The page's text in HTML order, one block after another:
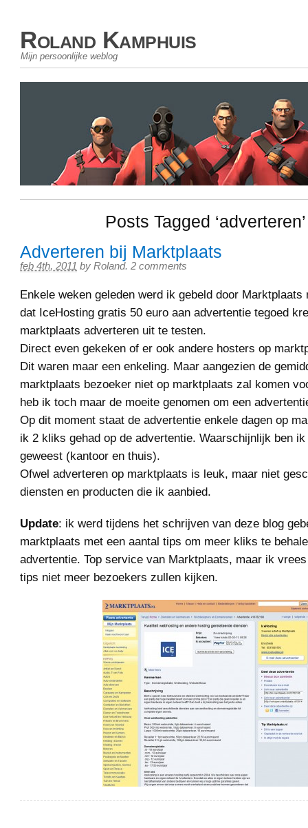
Roland Kamphuis
Mijn persoonlijke weblog
Posts Tagged ‘adverteren’
Adverteren bij Marktplaats
feb 4th, 2011 by Roland. 2 comments
Enkele weken geleden werd ik gebeld door Marktplaats
dat IceHosting gratis 50 euro aan advertentie tegoed
marktplaats adverteren uit te testen.
Direct even gekeken of er ook andere hosters op
Dit waren maar een enkeling. Maar aangezien de
marktplaats bezoeker niet op marktplaats zal komen
heb ik toch maar de moeite genomen om een
Op dit moment staat de advertentie enkele dagen op
ik 2 kliks gehad op de advertentie. Waarschijnlijk ben
geweest (kantoor en thuis).
Ofwel adverteren op marktplaats is leuk, maar niet
diensten en producten die ik aanbied.
Update: ik werd tijdens het schrijven van deze blog
marktplaats met een aantal tips om meer kliks te
advertentie. Top service van Marktplaats, maar ik
tips niet meer bezoekers zullen kijken.